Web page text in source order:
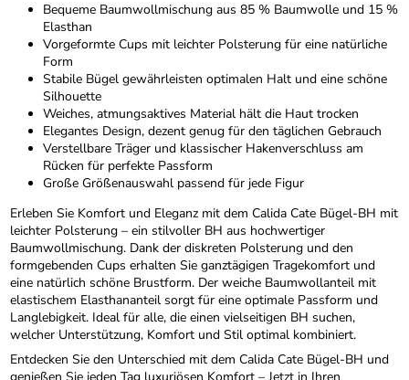
Bequeme Baumwollmischung aus 85 % Baumwolle und 15 %
Elasthan
Vorgeformte Cups mit leichter Polsterung für eine natürliche
Form
Stabile Bügel gewährleisten optimalen Halt und eine schöne
Silhouette
Weiches, atmungsaktives Material hält die Haut trocken
Elegantes Design, dezent genug für den täglichen Gebrauch
Verstellbare Träger und klassischer Hakenverschluss am
Rücken für perfekte Passform
Große Größenauswahl passend für jede Figur
Erleben Sie Komfort und Eleganz mit dem Calida Cate Bügel-BH mit
leichter Polsterung – ein stilvoller BH aus hochwertiger
Baumwollmischung. Dank der diskreten Polsterung und den
formgebenden Cups erhalten Sie ganztägigen Tragekomfort und
eine natürlich schöne Brustform. Der weiche Baumwollanteil mit
elastischem Elasthananteil sorgt für eine optimale Passform und
Langlebigkeit. Ideal für alle, die einen vielseitigen BH suchen,
welcher Unterstützung, Komfort und Stil optimal kombiniert.
Entdecken Sie den Unterschied mit dem Calida Cate Bügel-BH und